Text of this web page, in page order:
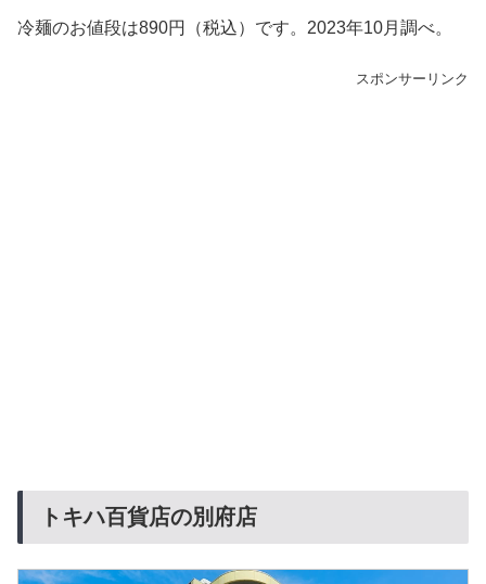
冷麺のお値段は890円（税込）です。2023年10月調べ。
スポンサーリンク
トキハ百貨店の別府店